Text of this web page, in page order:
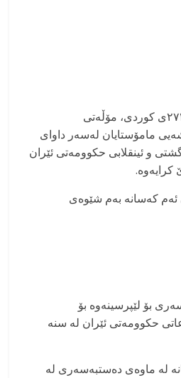
شەممە ٤ی پووشپەڕی٢٧٢٢ی کوردی، مۆڵەتی
پیشەیی مامۆستایان لەسەر داوای
و ئینقلابی حکوومەتی ئێران
ئەم کەسانە بەم شێوەی
بۆ لێپرسینەوە بۆ
حکوومەتی ئێران لە سنە
لە ماوەی دەستبەسەری لە